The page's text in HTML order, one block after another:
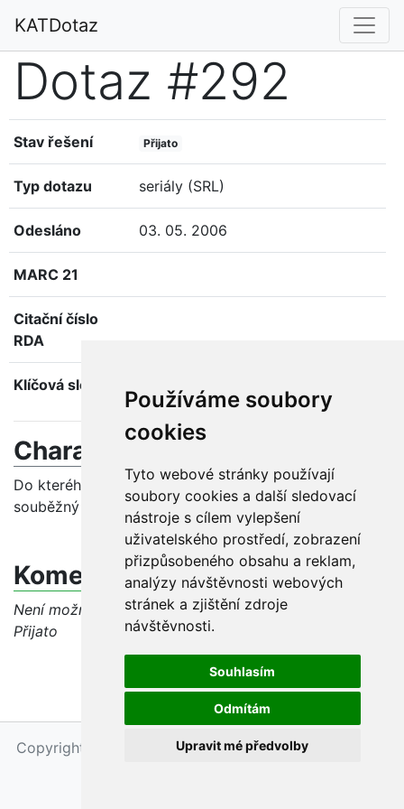
Používáme soubory
cookies
Tyto webové stránky používají
soubory cookies a další sledovací
nástroje s cílem vylepšení
uživatelského prostředí, zobrazení
přizpůsobeného obsahu a reklam,
analýzy návštěvnosti webových
stránek a zjištění zdroje
návštěvnosti.
Souhlasím
Odmítám
Upravit mé předvolby
KATDotaz
Dotaz #292
Stav řešení Přijato
Typ dotazu seriály (SRL)
Odesláno 03. 05. 2006
MARC 21
Citační číslo
RDA
Klíčová slova
Charakteristika problému
Do kterého pole či podpole v MARC 21, prosím, patří
souběžný název periodik? Děkuji.
Komentáře
Není možné vkládat komentáře, jelikož dotaz má stav
Přijato
Copyright © 2026 - Národní knihovna ČR, Petr Maňas